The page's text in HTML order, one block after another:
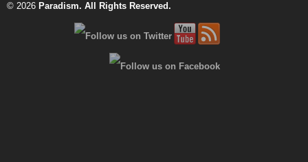
© 2026 Paradism. All Rights Reserved.